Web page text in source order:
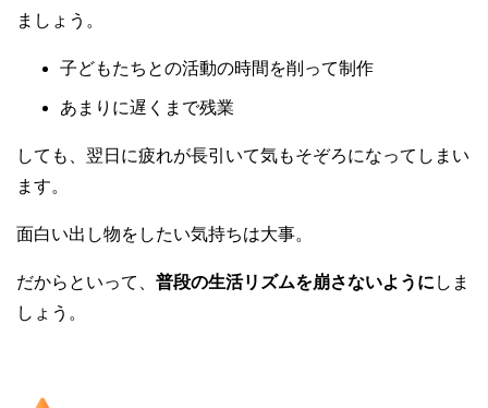
ましょう。
子どもたちとの活動の時間を削って制作
あまりに遅くまで残業
しても、翌日に疲れが長引いて気もそぞろになってしまい
ます。
面白い出し物をしたい気持ちは大事。
だからといって、 普段の生活リズムを崩さないように しま
しょう。